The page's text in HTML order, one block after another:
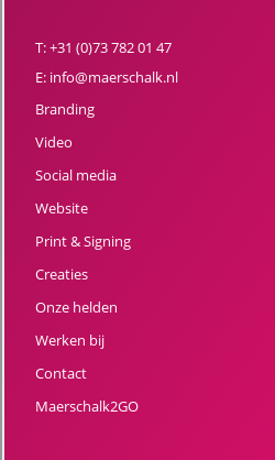
T:+31 (0)73 782 01 47
E: info@maerschalk.nl
Branding
Video
Social media
Website
Print & Signing
Creaties
Onze helden
Werken bij
Contact
Maerschalk2GO